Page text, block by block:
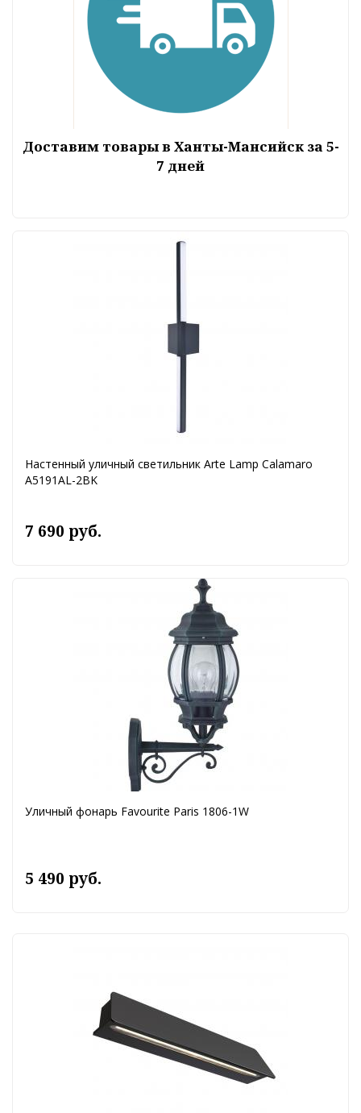
Доставим товары в Ханты-Мансийск за 5-
7 дней
Настенный уличный светильник Arte Lamp Calamaro
A5191AL-2BK
7 690 руб.
Уличный фонарь Favourite Paris 1806-1W
5 490 руб.